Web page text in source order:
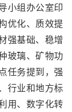
小组办公室印
优化、质效提
强基础、稳增
玻璃、矿物功
任务提到，强
行业和地方标
用、数字化转